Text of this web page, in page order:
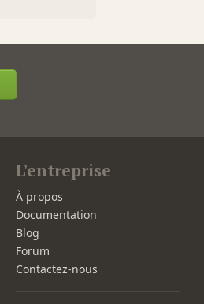
L'entreprise
À propos
Documentation
Blog
Forum
Contactez-nous